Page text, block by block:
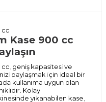
cc
Kase 900 cc
geniş kapasitesi ve
paylaşmak için ideal bir
kullanıma uygun olan
Kolay
yıkanabilen kase,